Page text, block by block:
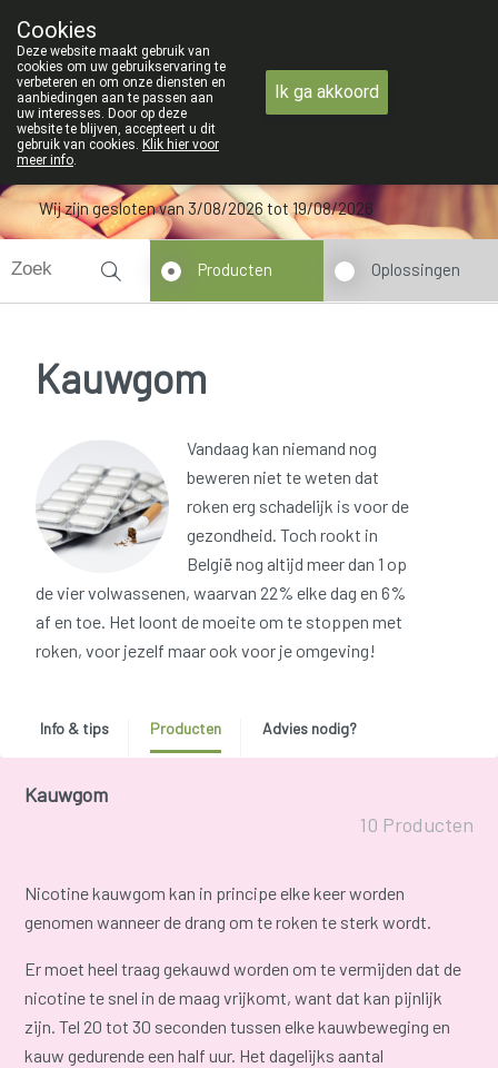
: Van maandag 3 AUGUSTUS tot en met woensdag 19
09 228 32 36
Wij zijn gesloten van 3/08/2026 tot 19/08/2026
Producten Oplossingen
Kauwgom
Vandaag kan niemand nog
beweren niet te weten dat
roken erg schadelijk is voor de
gezondheid. Toch rookt in
België nog altijd meer dan 1 op
de vier volwassenen, waarvan 22% elke dag en 6%
af en toe. Het loont de moeite om te stoppen met
roken, voor jezelf maar ook voor je omgeving!
Info & tips Producten Advies nodig?
Kauwgom
10 Producten
Nicotine kauwgom kan in principe elke keer worden
genomen wanneer de drang om te roken te sterk wordt.
Er moet heel traag gekauwd worden om te vermijden dat de
nicotine te snel in de maag vrijkomt, want dat kan pijnlijk
zijn. Tel 20 tot 30 seconden tussen elke kauwbeweging en
kauw gedurende een half uur. Het dagelijks aantal
Cookies
Deze website maakt gebruik van
cookies om uw gebruikservaring te
verbeteren en om onze diensten en
aanbiedingen aan te passen aan
uw interesses. Door op deze
website te blijven, accepteert u dit
gebruik van cookies. Klik hier voor
meer info.
Ik ga akkoord